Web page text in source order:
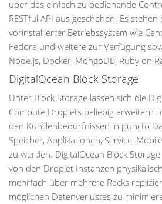
über das einfach zu bedienende
RESTful API aus geschehen. Es
vorinstallierter Betriebssystem wie
Fedora und weitere zur Verfügung
Node.js, Docker, MongoDB, Ruby on
DigitalOcean Block Storage
Unter Block Storage lassen sich die
Compute Droplets beliebig erweitern
den Kundenbedürfnissen in puncto
Speicher, Applikationen, Service,
zu werden. DigitalOcean Block
von den Droplet Instanzen
mehrfach über mehrere Racks
möglichen Datenverlustes zu